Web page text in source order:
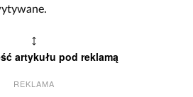
↕
artykułu pod reklamą
REKLAMA